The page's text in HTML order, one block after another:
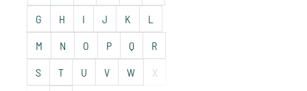
G H I J K L
M N O P Q R
S T U V W X